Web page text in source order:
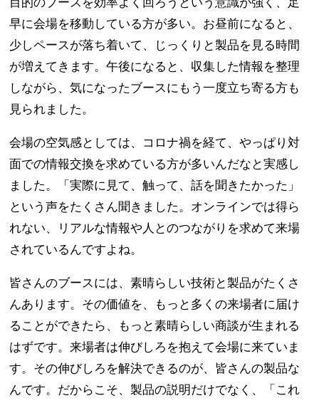
早に会場を移動している方が多い。お昼前になると、
少しペースが落ち着いて、じっくりと製品を見る時間
が増えてきます。午後になると、収集した情報を整理
しながら、気になったブースにもう一度立ち寄る方も
見られました。
会場の空気感としては、コロナ禍を経て、やっぱり対
面での情報交換を求めている方が多いんだなと実感し
ました。「実際に見て、触って、話を聞きたかった」
という声をたくさん聞きました。オンラインでは得ら
れない、リアルな情報や人とのつながりを求めて来場
されているんですよね。
皆さんのブースには、素晴らしい技術と製品がたくさ
んあります。その価値を、もっと多くの来場者に届け
ることができたら、もっと素晴らしい商談が生まれる
はずです。来場者は伸びしろを抱えて会場に来ていま
す。その伸びしろを解決できるのが、皆さんの製品な
んです。だからこそ、製品の説明だけでなく、「これ